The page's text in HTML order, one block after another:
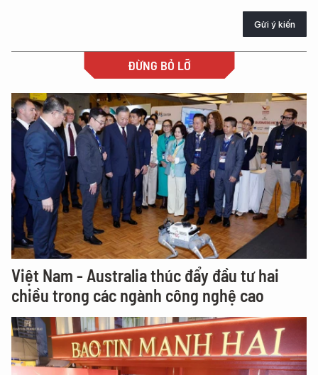
Gửi ý kiến
ĐỪNG BỎ LỠ
Việt Nam - Australia thúc đẩy đầu tư hai
chiều trong các ngành công nghệ cao